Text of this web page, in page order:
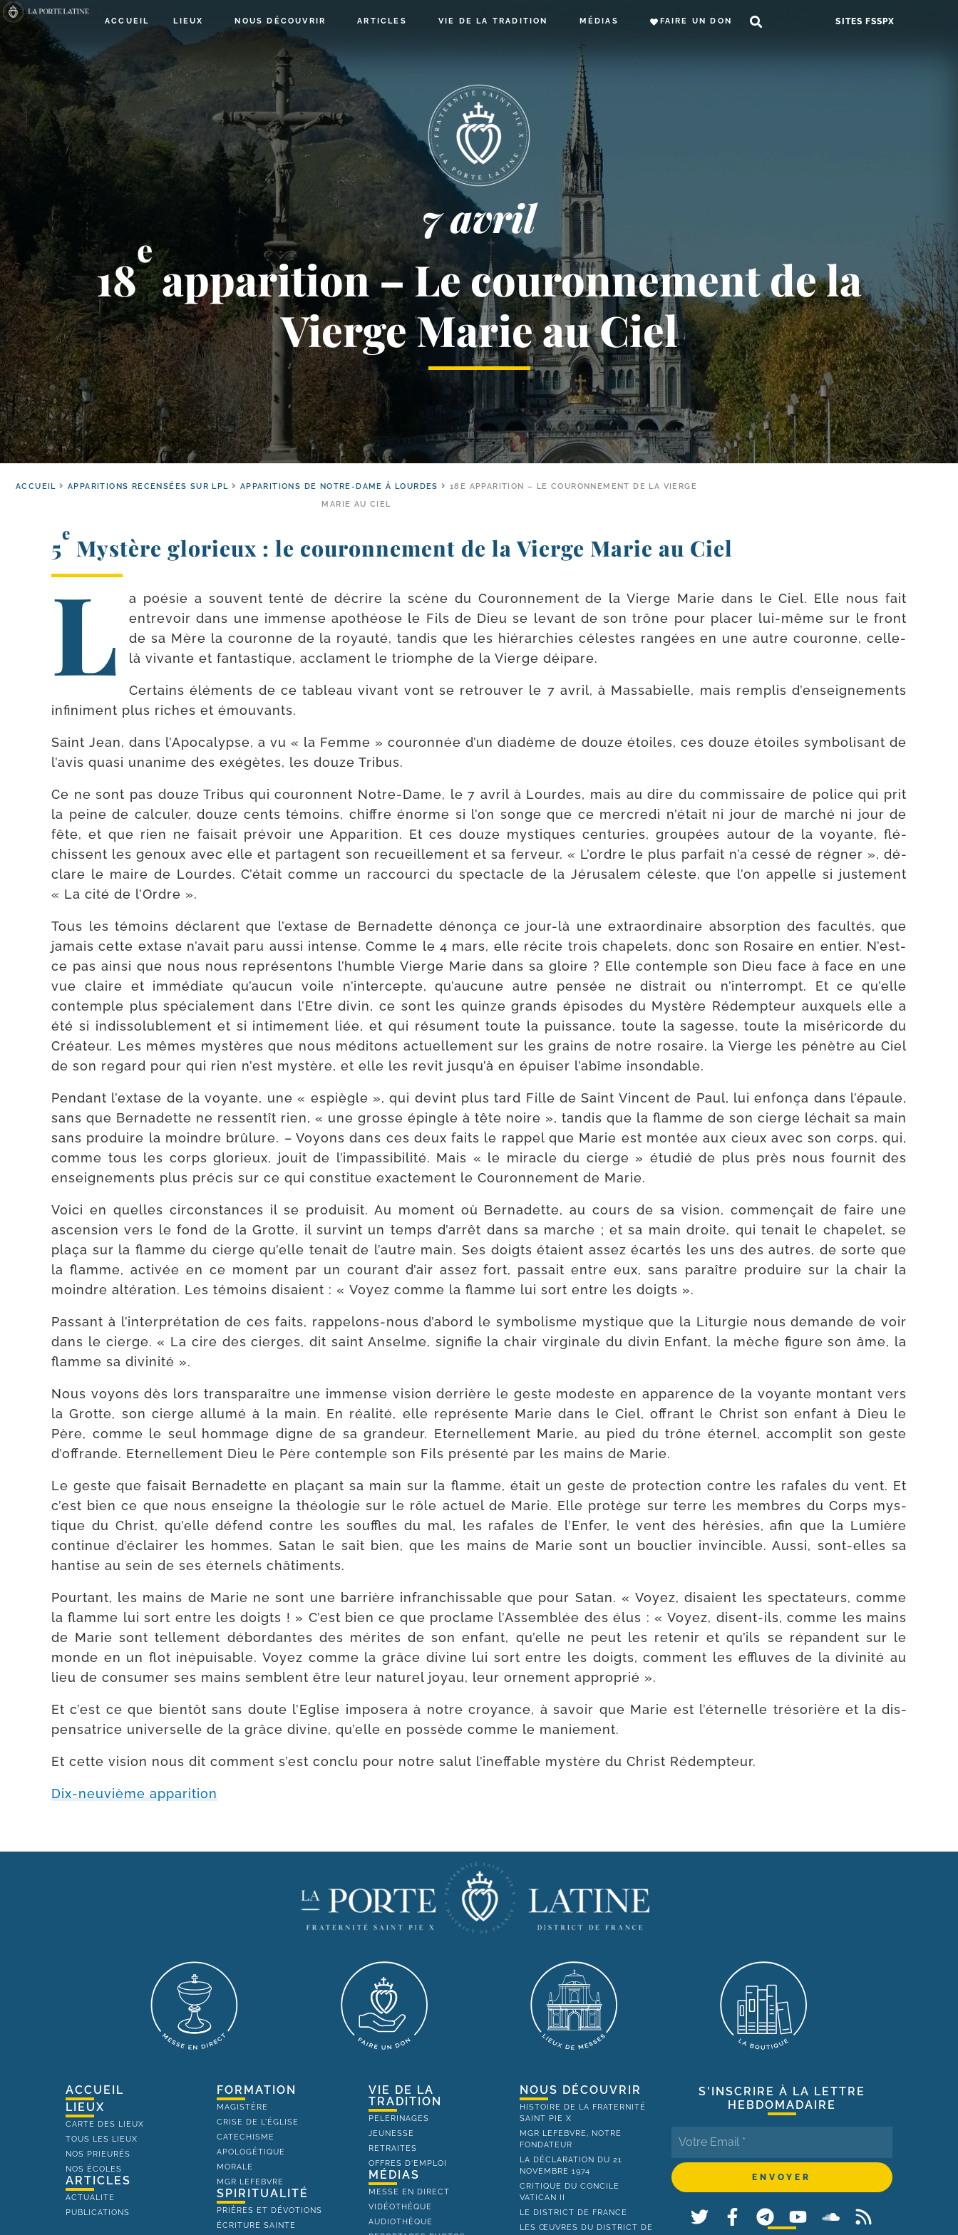
ACCUEIL LIEUX NOUS DÉCOUVRIR ARTICLES VIE DE LA TRADITION MÉDIAS FAIRE UN DON SITES FSSPX
7 avril
18
e
apparition – Le couronnement de la
Vierge Marie au Ciel
ACCUEIL APPARITIONS RECENSÉES SUR LPL APPARITIONS DE NOTRE-DAME À LOURDES
18E APPARITION – LE COURONNEMENT DE LA VIERGE
MARIE AU CIEL
5
e
Mystère glorieux : le couronnement de la Vierge Marie au Ciel
L
a poé­sie a sou­vent ten­té de décrire la scène du Couronnement de la Vierge Marie dans le Ciel. Elle nous fait
entre­voir dans une immense apo­théose le Fils de Dieu se levant de son trône pour pla­cer lui-​même sur le front
de sa Mère la cou­ronne de la royau­té, tan­dis que les hié­rar­chies célestes ran­gées en une autre cou­ronne, celle-​
là vivante et fan­tas­tique, acclament le triomphe de la Vierge déipare.
Certains élé­ments de ce tableau vivant vont se retrou­ver le 7 avril, à Massabielle, mais rem­plis d’en­sei­gne­ments
infi­ni­ment plus riches et émouvants.
Saint Jean, dans l’Apocalypse, a vu « la Femme » cou­ron­née d’un dia­dème de douze étoiles, ces douze étoiles sym­bo­li­sant de
l’a­vis qua­si una­nime des exé­gètes, les douze Tribus.
Ce ne sont pas douze Tribus qui cou­ronnent Notre-​Dame, le 7 avril à Lourdes, mais au dire du com­mis­saire de police qui prit
la peine de cal­cu­ler, douze cents témoins, chiffre énorme si l’on songe que ce mer­cre­di n’é­tait ni jour de mar­ché ni jour de
fête, et que rien ne fai­sait pré­voir une Appa­rition. Et ces douze mys­tiques cen­tu­ries, grou­pées autour de la voyante, flé­
chissent les genoux avec elle et par­tagent son recueille­ment et sa fer­veur. « L’ordre le plus par­fait n’a ces­sé de régner », dé­
clare le maire de Lourdes. C’était comme un rac­courci du spec­tacle de la Jérusalem céleste, que l’on appelle si jus­te­ment
« La cité de l’Ordre ».
Tous les témoins déclarent que l’ex­tase de Bernadette dénon­ça ce jour-​là une extra­or­di­naire ab­sorption des facul­tés, que
jamais cette extase n’a­vait paru aus­si intense. Comme le 4 mars, elle ré­cite trois cha­pe­lets, donc son Rosaire en entier. N’est-​
ce pas ain­si que nous nous repré­sen­tons l’humble Vierge Marie dans sa gloire ? Elle contemple son Dieu face à face en une
vue claire et immé­diate qu’au­cun voile n’in­ter­cepte, qu’au­cune autre pen­sée ne dis­trait ou n’in­ter­rompt. Et ce qu’elle
contemple plus spé­cia­le­ment dans l’Etre divin, ce sont les quinze grands épi­sodes du Mystère Rédempteur aux­quels elle a
été si indis­so­lu­ble­ment et si inti­me­ment liée, et qui résument toute la puis­sance, toute la sagesse, toute la misé­ri­corde du
Créateur. Les mêmes mys­tères que nous médi­tons ac­tuellement sur les grains de notre rosaire, la Vierge les pénètre au Ciel
de son regard pour qui rien n’est mys­tère, et elle les revit jus­qu’à en épui­ser l’a­bîme insondable.
Pendant l’ex­tase de la voyante, une « espiègle », qui devint plus tard Fille de Saint Vincent de Paul, lui enfon­ça dans l’é­paule,
sans que Bernadette ne res­sen­tît rien, « une grosse épingle à tête noire », tan­dis que la flamme de son cierge léchait sa main
sans pro­duire la moindre brû­lure. – Voyons dans ces deux faits le rap­pel que Marie est mon­tée aux cieux avec son corps, qui,
comme tous les corps glo­rieux, jouit de l’im­pas­si­bi­li­té. Mais « le miracle du cierge » étu­dié de plus près nous four­nit des
ensei­gne­ments plus pré­cis sur ce qui consti­tue exacte­ment le Couronnement de Marie.
Voici en quelles cir­cons­tances il se pro­dui­sit. Au moment où Bernadette, au cours de sa vision, com­mençait de faire une
ascen­sion vers le fond de la Grotte, il sur­vint un temps d’ar­rêt dans sa marche ; et sa main droite, qui tenait le cha­pe­let, se
pla­ça sur la flamme du cierge qu’elle tenait de l’autre main. Ses doigts étaient assez écar­tés les uns des autres, de sorte que
la flamme, acti­vée en ce moment par un cou­rant d’air assez fort, pas­sait entre eux, sans paraître pro­duire sur la chair la
moindre alté­ra­tion. Les témoins disaient : « Voyez comme la flamme lui sort entre les doigts ».
Passant à l’in­ter­pré­ta­tion de ces faits, rappelons­-​nous d’a­bord le sym­bo­lisme mys­tique que la Liturgie nous demande de voir
dans le cierge. « La cire des cierges, dit saint Anselme, signi­fie la chair vir­gi­nale du divin Enfant, la mèche figure son âme, la
flamme sa divinité ».
Nous voyons dès lors trans­pa­raître une immense vision der­rière le geste modeste en appa­rence de la voyante mon­tant vers
la Grotte, son cierge allu­mé à la main. En réa­li­té, elle repré­sente Marie dans le Ciel, offrant le Christ son enfant à Dieu le
Père, comme le seul hom­mage digne de sa gran­deur. Eternellement Marie, au pied du trône éter­nel, accom­plit son geste
d’of­frande. Eternellement Dieu le Père contemple son Fils pré­sen­té par les mains de Marie.
Le geste que fai­sait Bernadette en pla­çant sa main sur la flamme, était un geste de pro­tec­tion contre les rafales du vent. Et
c’est bien ce que nous enseigne la théo­lo­gie sur le rôle actuel de Marie. Elle pro­tège sur terre les membres du Corps mys­
tique du Christ, qu’elle défend contre les souf­fles du mal, les rafales de l’Enfer, le vent des héré­sies, afin que la Lumière
conti­nue d’é­clai­rer les hommes. Satan le sait bien, que les mains de Marie sont un bou­clier invin­cible. Aussi, sont-​elles sa
han­tise au sein de ses éter­nels châtiments.
Pourtant, les mains de Marie ne sont une bar­rière infran­chis­sable que pour Satan. « Voyez, disaient les spec­ta­teurs, comme
la flamme lui sort entre les doigts ! » C’est bien ce que pro­clame l’Assemblée des élus : « Voyez, disent-​ils, comme les mains
de Marie sont tel­le­ment débor­dantes des mérites de son enfant, qu’elle ne peut les rete­nir et qu’ils se répandent sur le
monde en un flot inépui­sable. Voyez comme la grâce divine lui sort entre les doigts, com­ment les effluves de la divi­ni­té au
lieu de consu­mer ses mains semblent être leur natu­rel joyau, leur orne­ment approprié ».
Et c’est ce que bien­tôt sans doute l’Eglise impo­se­ra à notre croyance, à savoir que Marie est l’é­ter­nelle tré­so­rière et la dis­
pen­sa­trice uni­ver­selle de la grâce divine, qu’elle en pos­sède comme le maniement.
Et cette vision nous dit com­ment s’est conclu pour notre salut l’i­nef­fable mys­tère du Christ Rédempteur.
Dix-​neuvième apparition
ACCUEIL
LIEUX
CARTE DES LIEUX
TOUS LES LIEUX
NOS PRIEURÉS
NOS ÉCOLES
ARTICLES
ACTUALITE
PUBLICATIONS
FORMATION
MAGISTÈRE
CRISE DE L'ÉGLISE
CATECHISME
APOLOGÉTIQUE
MORALE
MGR LEFEBVRE
SPIRITUALITÉ
PRIÈRES ET DÉVOTIONS
ÉCRITURE SAINTE
VIE DE LA
TRADITION
PELERINAGES
JEUNESSE
RETRAITES
OFFRES D'EMPLOI
MÉDIAS
MESSE EN DIRECT
VIDÉOTHÈQUE
AUDIOTHÈQUE
NOUS DÉCOUVRIR
HISTOIRE DE LA FRATERNITÉ
SAINT PIE X
MGR LEFEBVRE, NOTRE
FONDATEUR
LA DÉCLARATION DU 21
NOVEMBRE 1974
CRITIQUE DU CONCILE
VATICAN II
LE DISTRICT DE FRANCE
LES ŒUVRES DU DISTRICT DE
S'INSCRIRE À LA LETTRE
HEBDOMADAIRE